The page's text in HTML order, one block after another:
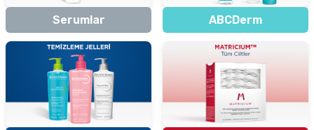
Serumlar ABCDerm